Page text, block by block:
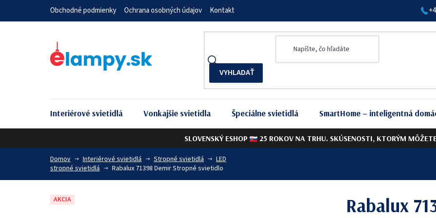
SLOVENSKÝ ESHOP 25 ROKOV NA TRHU. SKÚSENOSTI, KTORÝM
Obchodné podmienky Ochrana osobných údajov Kontakt
Interiérové svietidlá Vonkajšie svietidla Špeciálne svietidlá SmartHome – inteligentná
Domov Interiérové svietidlá Stropné svietidlá
LED
stropné svietidlá
Rabalux 71398 Demir Stropné svietidlo
Rabalux
AKCIA